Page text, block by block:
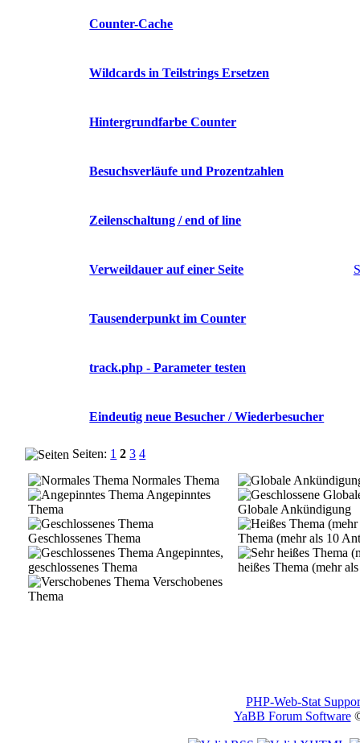
Counter-Cache
Wildcards in Teilstrings Ersetzen
Hintergrundfarbe Counter
Besuchsverläufe und Prozentzahlen
Zeilenschaltung / end of line
Verweildauer auf einer Seite
Tausenderpunkt im Counter
track.php - Parameter testen
Eindeutig neue Besucher / Wiederbesucher
Seiten: 1 2 3 4
Normales Thema
Angepinntes
Thema
Geschlossenes Thema
Angepinntes,
geschlossenes Thema
Verschobenes
Thema
Globale Ankündigung
Thema (mehr als 10
heißes Thema (mehr
PHP-Web-Stat
YaBB Forum Software©